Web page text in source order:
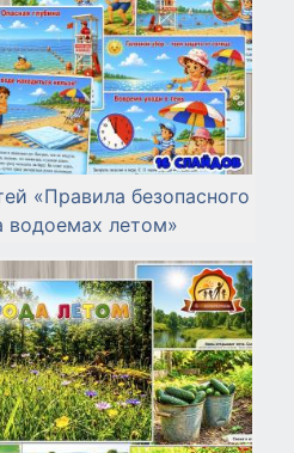
«Правила безопасного
водоемах летом»